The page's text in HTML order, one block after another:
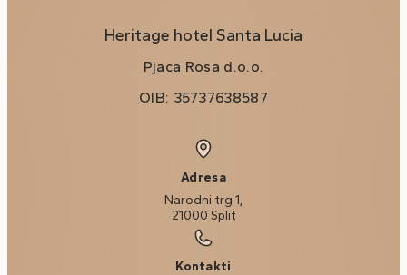
Heritage hotel Santa Lucia
Pjaca Rosa d.o.o.
OIB: 35737638587
Adresa
Narodni trg 1,
21000 Split
Kontakti